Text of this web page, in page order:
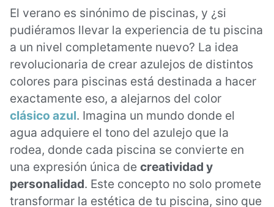
El verano es sinónimo de piscinas, y ¿si
pudiéramos llevar la experiencia de tu piscina
a un nivel completamente nuevo? La idea
revolucionaria de crear azulejos de distintos
colores para piscinas está destinada a hacer
exactamente eso, a alejarnos del color
clásico azul. Imagina un mundo donde el
agua adquiere el tono del azulejo que la
rodea, donde cada piscina se convierte en
una expresión única de creatividad y
personalidad. Este concepto no solo promete
transformar la estética de tu piscina, sino que